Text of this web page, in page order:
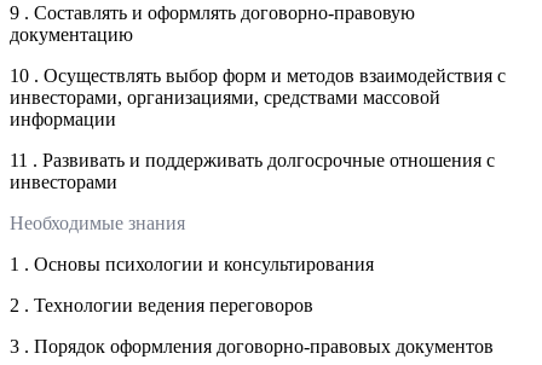
9 . Составлять и оформлять договорно-правовую
документацию
10 . Осуществлять выбор форм и методов взаимодействия с
инвесторами, организациями, средствами массовой
информации
11 . Развивать и поддерживать долгосрочные отношения с
инвесторами
Необходимые знания
1 . Основы психологии и консультирования
2 . Технологии ведения переговоров
3 . Порядок оформления договорно-правовых документов